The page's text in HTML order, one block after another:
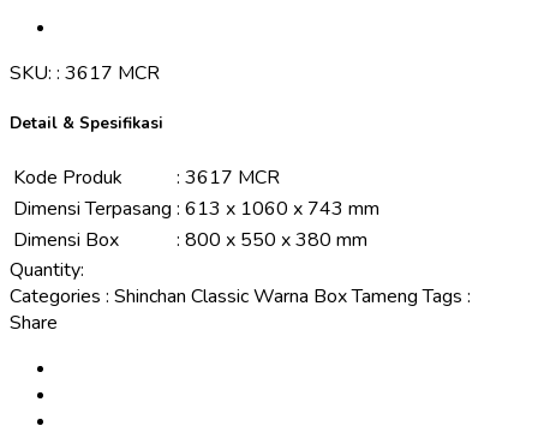
SKU: : 3617 MCR
Detail & Spesifikasi
Kode Produk : 3617 MCR
Dimensi Terpasang : 613 x 1060 x 743 mm
Dimensi Box
: 800 x 550 x 380 mm
Quantity:
Categories : Shinchan Classic Warna Box TamengTags :
Share